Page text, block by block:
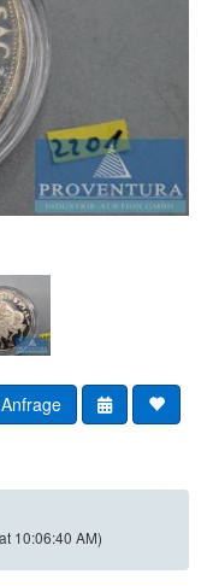
Anfrage
10:06:40 AM)